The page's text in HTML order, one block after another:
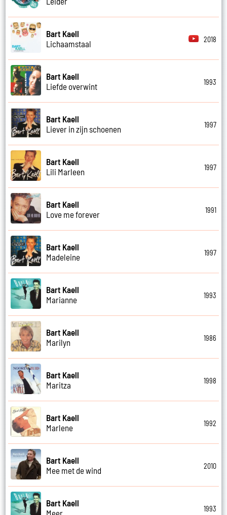
Bart Kaell
Lichaamstaal
2018
Bart Kaell
Liefde overwint
1993
Bart Kaell
Liever in zijn schoenen
1997
Bart Kaell
Lili Marleen
1997
Bart Kaell
Love me forever
1991
Bart Kaell
Madeleine
1997
Bart Kaell
Marianne
1993
Bart Kaell
Marilyn
1986
Bart Kaell
Maritza
1998
Bart Kaell
Marlene
1992
Bart Kaell
Mee met de wind
2010
Bart Kaell
Meer
1993